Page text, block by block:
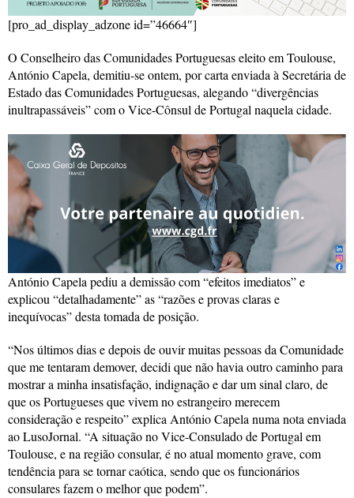
[pro_ad_display_adzone id=”46664″]
O Conselheiro das Comunidades Portuguesas eleito em Toulouse,
António Capela, demitiu-se ontem, por carta enviada à Secretária de
Estado das Comunidades Portuguesas, alegando “divergências
inultrapassáveis” com o Vice-Cônsul de Portugal naquela cidade.
António Capela pediu a demissão com “efeitos imediatos” e
explicou “detalhadamente” as “razões e provas claras e
inequívocas” desta tomada de posição.
“Nos últimos dias e depois de ouvir muitas pessoas da Comunidade
que me tentaram demover, decidi que não havia outro caminho para
mostrar a minha insatisfação, indignação e dar um sinal claro, de
que os Portugueses que vivem no estrangeiro merecem
consideração e respeito” explica António Capela numa nota enviada
ao LusoJornal. “A situação no Vice-Consulado de Portugal em
Toulouse, e na região consular, é no atual momento grave, com
tendência para se tornar caótica, sendo que os funcionários
consulares fazem o melhor que podem”.